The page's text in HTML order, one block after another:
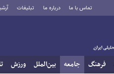
تماس با ما درباره ما تبلیغات
فرهنگ جامعه بین‌الملل ورزش